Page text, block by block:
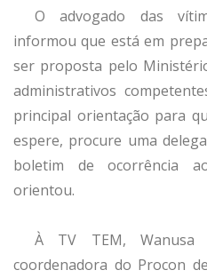
O advogado das
informou que está em
ser proposta pelo
administrativos
principal orientação para
espere, procure uma
boletim de ocorrência
orientou.
À TV TEM, Wanusa
coordenadora do Procon